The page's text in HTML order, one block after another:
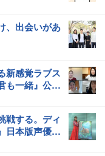
、出会いがあ
新感覚ラブス
も一緒』公開
戦する。ディ
日本版声優・
ュー！